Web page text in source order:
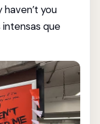
haven’t you
que